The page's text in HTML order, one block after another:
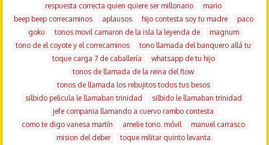
respuesta correcta quien quiere ser millonario
mario
beep beep correcaminos
aplausos hijo contesta soy tu madre
paco
goku
tonos movil camaron de la isla la leyenda de
magnum
tono de el coyote y el correcaminos
tono llamada del banquero allá tu
toque carga 7 de caballería
whatsapp de tu hijo
tonos de llamada de la reina del flow
tonos de llamada los rebujitos todos tus besos
silbido pelicula le llamaban trinidad
silbido le llamaban trinidad
jefe compania llamando a cuervo rambo contesta
como te digo vanesa martín
amelie tono. móvil
manuel carrasco
mision del deber
toque militar quinto levanta